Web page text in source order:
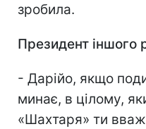
зробила.
Президент іншого
- Дарійо, якщо
минає, в цілому,
«Шахтаря» ти